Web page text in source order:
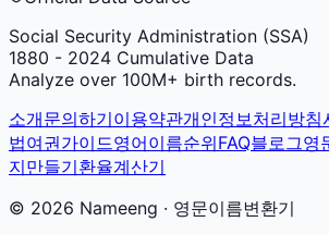
Social Security Administration (SSA)
1880 - 2024 Cumulative Data
Analyze over 100M+ birth records.
소개문의하기이용약관개인정보처리방침
법여권가이드영어이름순위FAQ블로그영
지만들기환율계산기
© 2026 Nameeng · 영문이름변환기